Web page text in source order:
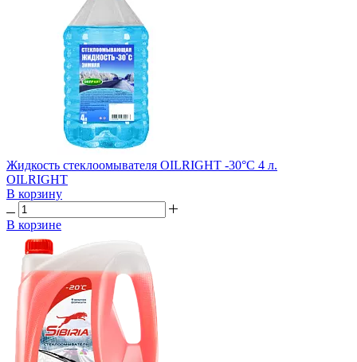
Жидкость стеклоомывателя OILRIGHT -30°C 4 л.
OILRIGHT
В корзину
В корзине